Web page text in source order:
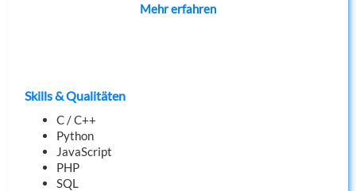
Mehr erfahren
Skills & Qualitäten
C / C++
Python
JavaScript
PHP
SQL